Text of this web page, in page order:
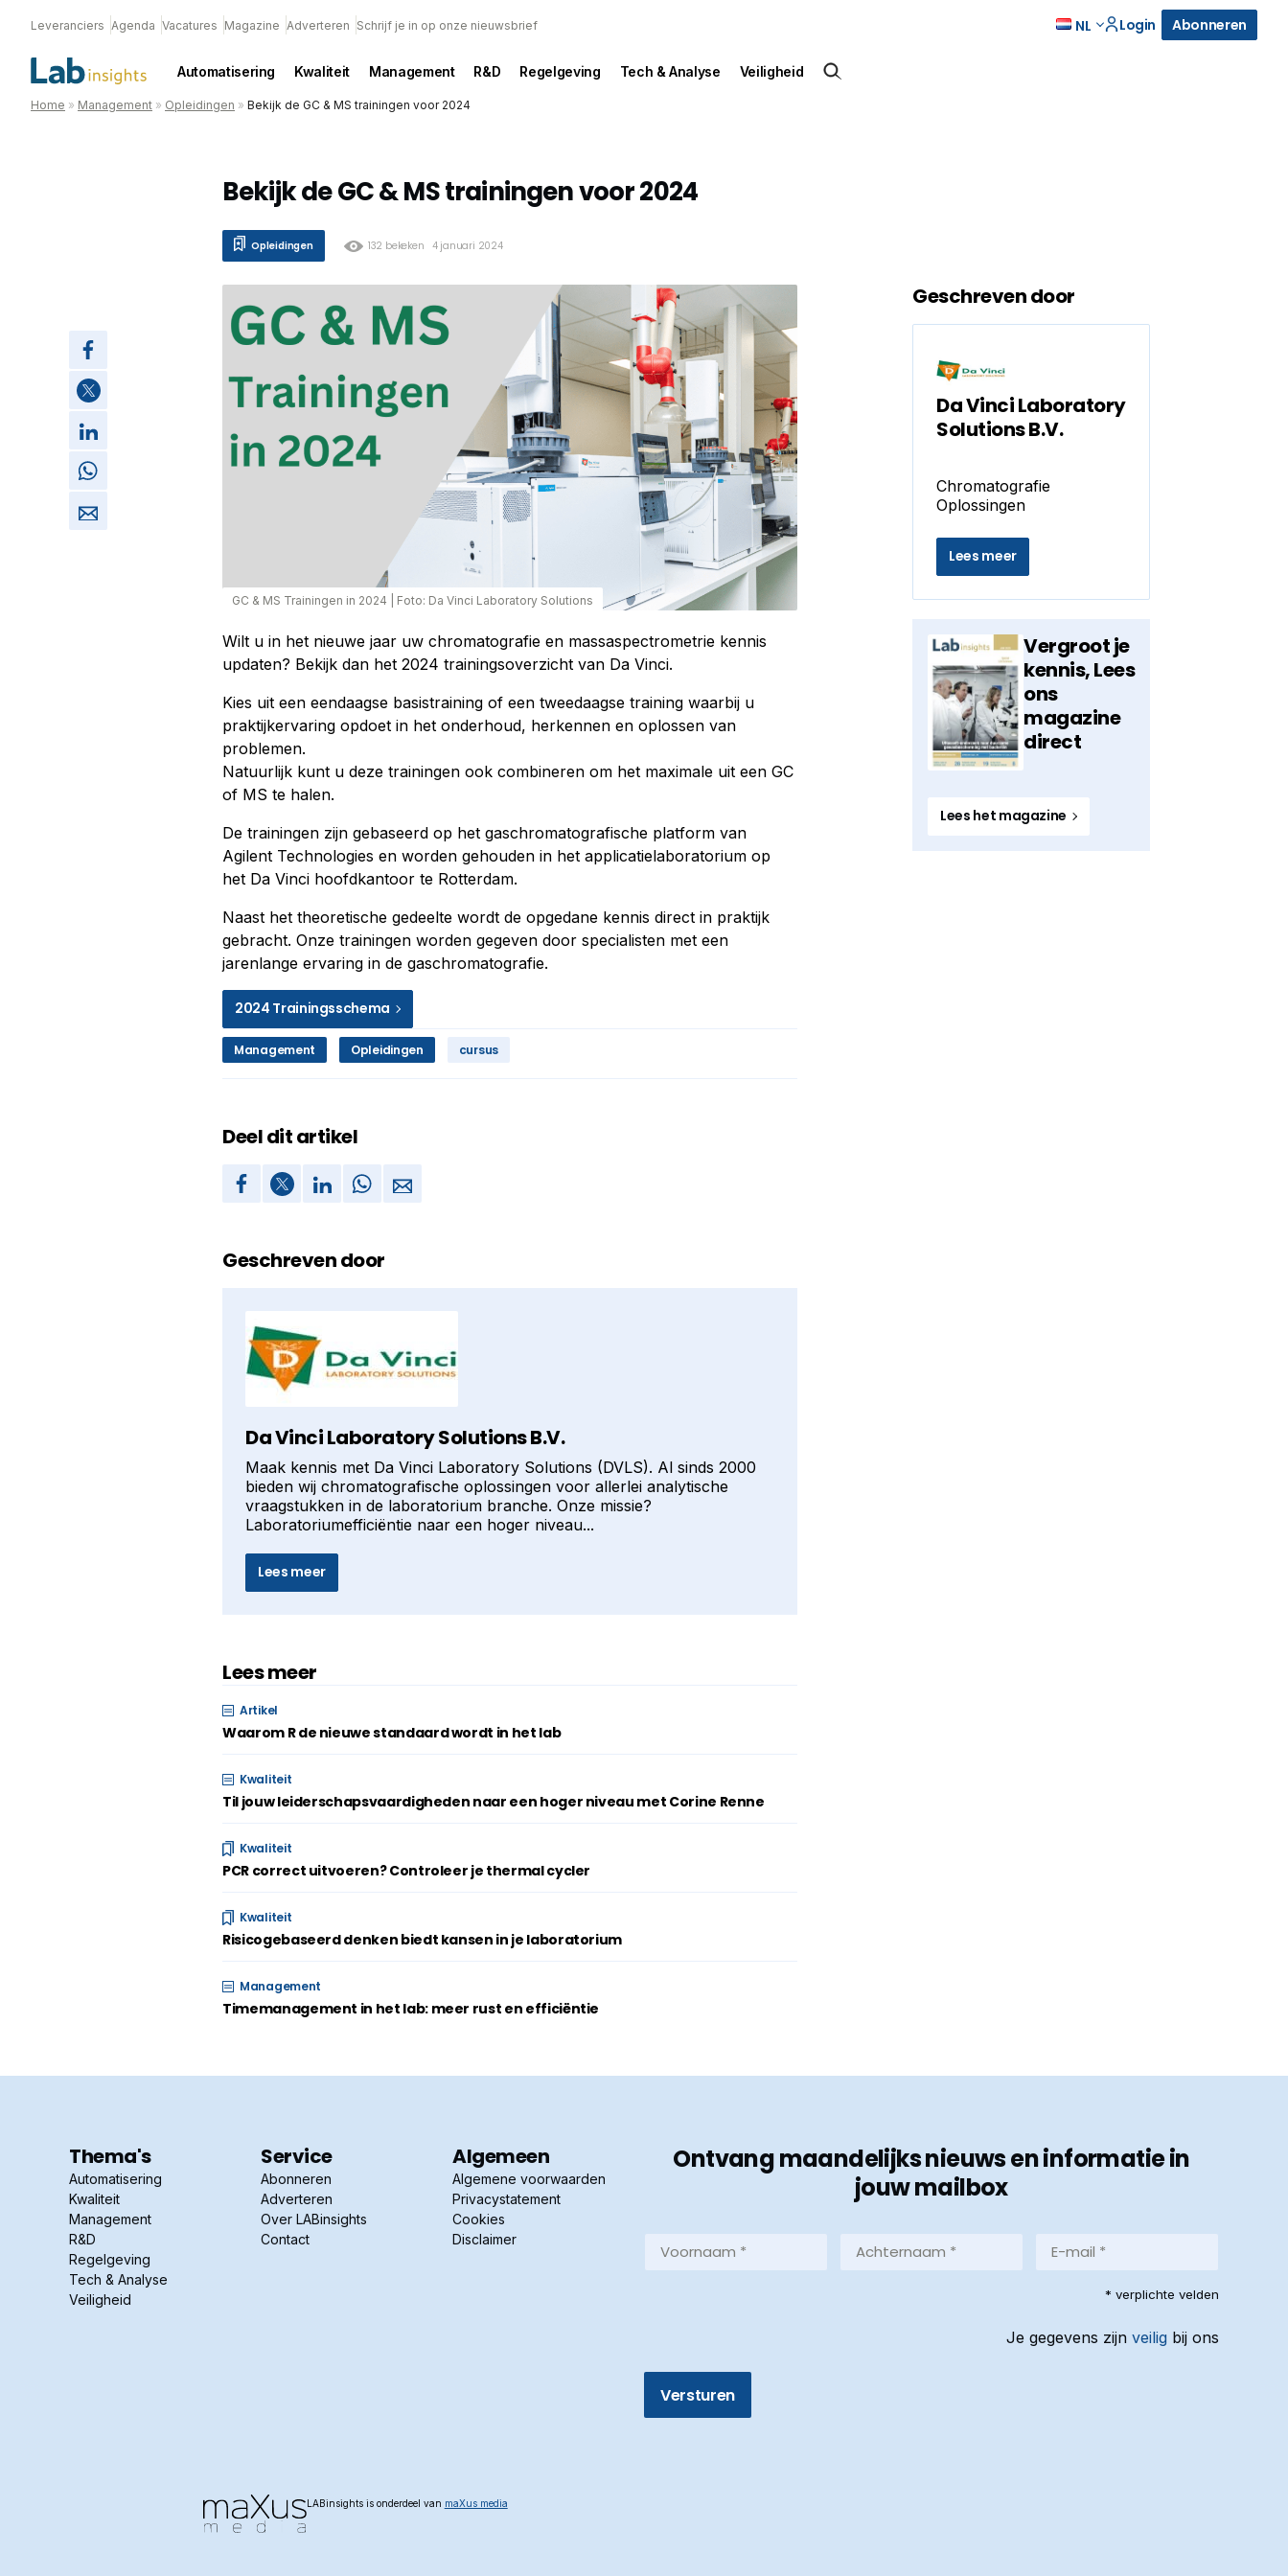
Leveranciers Agenda Vacatures Magazine Adverteren Schrijf je in op onze nieuwsbrief NL Login Abonneren
Automatisering Kwaliteit Management R&D Regelgeving Tech & Analyse Veiligheid
Home » Management » Opleidingen » Bekijk de GC & MS trainingen voor 2024
Bekijk de GC & MS trainingen voor 2024
Opleidingen 132 bekeken 4 januari 2024
GC & MS Trainingen in 2024 Foto: Da Vinci Laboratory Solutions
Wilt u in het nieuwe jaar uw chromatografie en massaspectrometrie kennis
updaten? Bekijk dan het 2024 trainingsoverzicht van Da Vinci.
Kies uit een eendaagse basistraining of een tweedaagse training waarbij u
praktijkervaring opdoet in het onderhoud, herkennen en oplossen van
problemen.
Natuurlijk kunt u deze trainingen ook combineren om het maximale uit een GC
of MS te halen.
De trainingen zijn gebaseerd op het gaschromatografische platform van
Agilent Technologies en worden gehouden in het applicatielaboratorium op
het Da Vinci hoofdkantoor te Rotterdam.
Naast het theoretische gedeelte wordt de opgedane kennis direct in praktijk
gebracht. Onze trainingen worden gegeven door specialisten met een
jarenlange ervaring in de gaschromatografie.
2024 Trainingsschema
Management Opleidingen cursus
Deel dit artikel
Geschreven door
Da Vinci Laboratory Solutions B.V.
Maak kennis met Da Vinci Laboratory Solutions (DVLS). Al sinds 2000
bieden wij chromatografische oplossingen voor allerlei analytische
vraagstukken in de laboratorium branche. Onze missie?
Laboratoriumefficiëntie naar een hoger niveau...
Lees meer
Lees meer
Artikel
Waarom R de nieuwe standaard wordt in het lab
Kwaliteit
Til jouw leiderschapsvaardigheden naar een hoger niveau met Corine Renne
Kwaliteit
PCR correct uitvoeren? Controleer je thermal cycler
Kwaliteit
Risicogebaseerd denken biedt kansen in je laboratorium
Management
Timemanagement in het lab: meer rust en efficiëntie
Geschreven door
Da Vinci Laboratory
Solutions B.V.
Chromatografie
Oplossingen
Lees meer
Vergroot je
kennis, Lees
ons
magazine
direct
Lees het magazine
Thema's
Automatisering
Kwaliteit
Management
R&D
Regelgeving
Tech & Analyse
Veiligheid
Service
Abonneren
Adverteren
Over LABinsights
Contact
Algemeen
Algemene voorwaarden
Privacystatement
Cookies
Disclaimer
Ontvang maandelijks nieuws en informatie in
jouw mailbox
Achternaam
mail
* verplichte velden
Je gegevens zijn veilig bij ons
LABinsights is onderdeel van maXus media